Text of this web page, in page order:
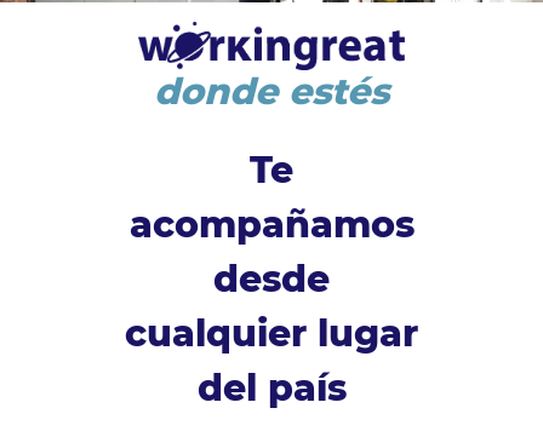
donde estés
Te
acompañamos
desde
cualquier lugar
del país